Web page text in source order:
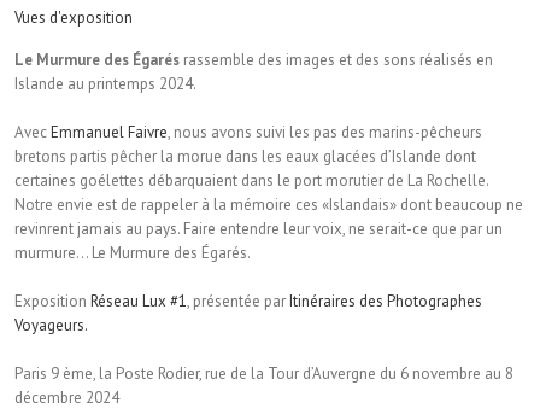
Vues d'exposition
Le Murmure des Égarés rassemble des images et des sons réalisés en
Islande au printemps 2024.
AvecEmmanuel Faivre, nous avons suivi les pas des marins-pêcheurs
bretons partis pêcher la morue dans les eaux glacées d’Islande dont
certaines goélettes débarquaient dans le port morutier de La Rochelle.
Notre envie est de rappeler à la mémoire ces «Islandais» dont beaucoup ne
revinrent jamais au pays. Faire entendre leur voix, ne serait-ce que par un
murmure… Le Murmure des Égarés.
Exposition Réseau Lux #1, présentée parItinéraires des Photographes
Voyageurs.
Paris 9 ème, la Poste Rodier, rue de la Tour d’Auvergne du 6 novembre au 8
décembre 2024